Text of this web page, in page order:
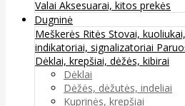
Valai Aksesuarai, kitos prekės
Dugninė
Meškerės Ritės Stovai,
indikatoriai, signalizatoriai
Dėklai, krepšiai, dėžės, kibirai
Dėklai
Dėžės, dėžutės, indeliai
Kuprinės, krepšiai